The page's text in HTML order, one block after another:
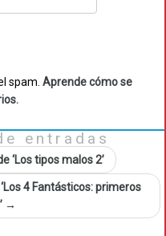
spam. Aprende cómo se
entradas
‘Los tipos malos 2’
4 Fantásticos: primeros
→